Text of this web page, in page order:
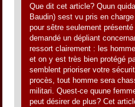
Que dit cet article? Quun
Baudin) sest vu pris en
pour sêtre seulement
demandé un dépliant
ressort clairement : les
et on y est très bien protégé
semblent prioriser votre
procès, tout homme sera
militari. Quest-ce quune
peut désirer de plus? Cet